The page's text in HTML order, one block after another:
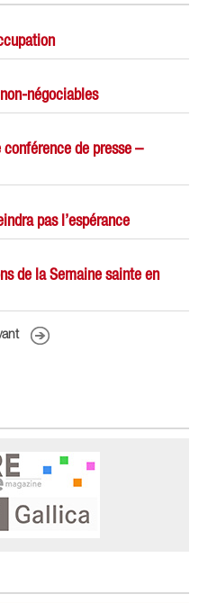
négociables
conférence de presse –
pas l’espérance
de la Semaine sainte en